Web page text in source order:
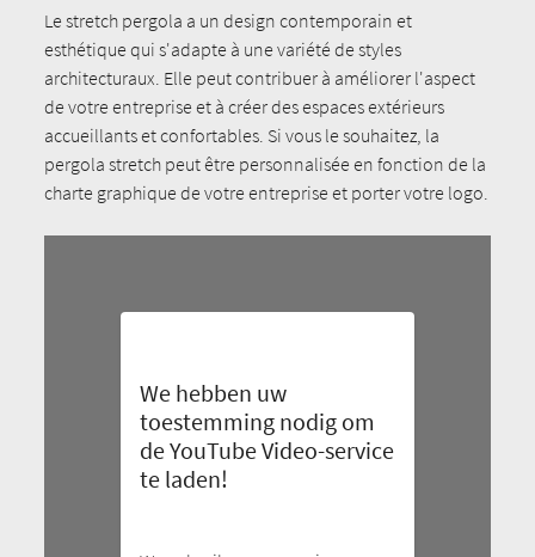
Le stretch pergola a un design contemporain et
esthétique qui s'adapte à une variété de styles
architecturaux. Elle peut contribuer à améliorer l'aspect
de votre entreprise et à créer des espaces extérieurs
accueillants et confortables. Si vous le souhaitez, la
pergola stretch peut être personnalisée en fonction de la
charte graphique de votre entreprise et porter votre logo.
We hebben uw
toestemming nodig om
de YouTube Video-service
te laden!